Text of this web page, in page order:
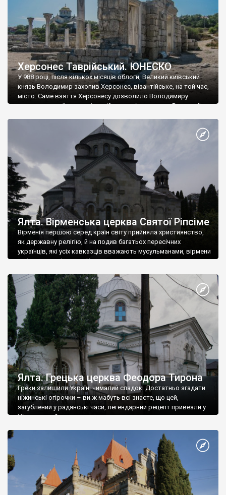
Херсонес Таврійський. ЮНЕСКО
У 988 році, після кількох місяців облоги, Великий київський
князь Володимир захопив Херсонес, візантійське, на той час,
місто. Саме взяття Херсонесу дозволило Володимиру
диктувати свої умови візантійському імператору Василю ІІ, та
Херсонесі Володимир-язичник, став Василем-християнином.
А потім було Хрещення Русі. На честь Херсонесу Таврійського
Ялта. Вірменська церква Святої Ріпсіме
Вірменія першою серед країн світу прийняла християнство,
як державну релігію, й на подив багатьох пересічних
українців, які усіх кавказців вважають мусульманами, вірмени
є відданими вірянами Христа
Ялта. Грецька церква Феодора Тирона
Греки залишили Україні чималий спадок. Достатньо згадати
ніжинські огірочки – ви ж мабуть всі знаєте, що цей,
загублений у радянські часи, легендарний рецепт привезли у
Ніжин греки?